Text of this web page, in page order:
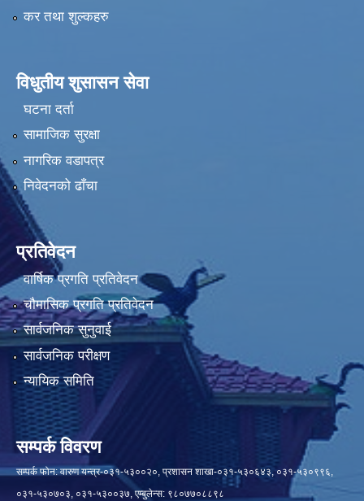
कर तथा शुल्कहरु
विधुतीय शुसासन सेवा
घटना दर्ता
सामाजिक सुरक्षा
नागरिक वडापत्र
निवेदनको ढाँचा
प्रतिवेदन
वार्षिक प्रगति प्रतिवेदन
चौमासिक प्रगति प्रतिवेदन
सार्वजनिक सुनुवाई
सार्वजनिक परीक्षण
न्यायिक समिति
सम्पर्क विवरण
सम्पर्क फोन: वारुण यन्त्र-०३१-५३००२०, प्रशासन शाखा-०३१-५३०६४३, ०३१-५३०९९६,
०३१-५३०७०३, ०३१-५३००३७, एम्बुलेन्स: ९८०७७०८८९८